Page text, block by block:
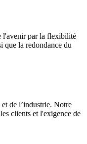
l'avenir par la flexibilité
que la redondance du
de l’industrie. Notre
clients et l'exigence de